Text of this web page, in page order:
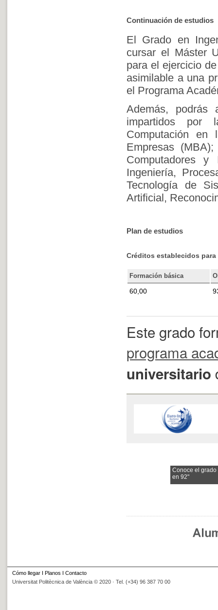
Continuación de estudios
El Grado en
cursar el Máster
para el ejercicio
asimilable a una
el Programa
Además, podrás
impartidos por
Computación
Empresas
Computadores y
Ingeniería,
Tecnología de
Artificial,
Plan de estudios
Créditos establecidos
Formación básica
60,00
Este grado
programa
universitario
Conoce el grado
en 92"
Cómo llegar I Planos I Contacto
Universitat Politècnica de València © 2020 · Tel. (+34) 96 387 70 00